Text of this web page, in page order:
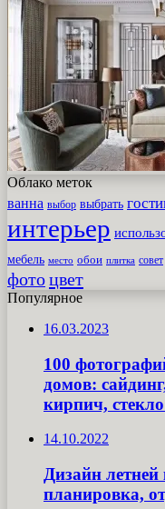
Облако меток
ванна выбор выбрать
интерьер
мебель место обои плитка совет
фотоцвет
Популярное
16.03.2023
100
домов:
кирпич,
14.10.2022
Дизайн
планировка,